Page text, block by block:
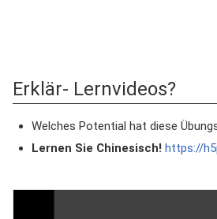
Erklär- Lernvideos?
Welches Potential hat diese
Lernen Sie Chinesisch! https://